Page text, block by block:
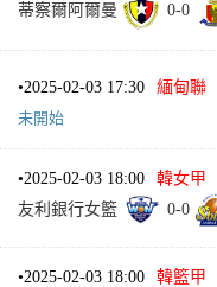
蒂察爾阿爾曼
0-0
•2025-02-03 17:30 緬甸聯
未開始
•2025-02-03 18:00
韓女甲
友利銀行女籃
0-0
•2025-02-03 18:00
韓籃甲